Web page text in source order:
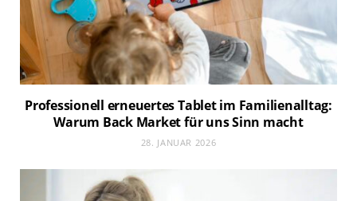
Professionell erneuertes Tablet im Familienalltag:
Warum Back Market für uns Sinn macht
28. JANUAR 2026